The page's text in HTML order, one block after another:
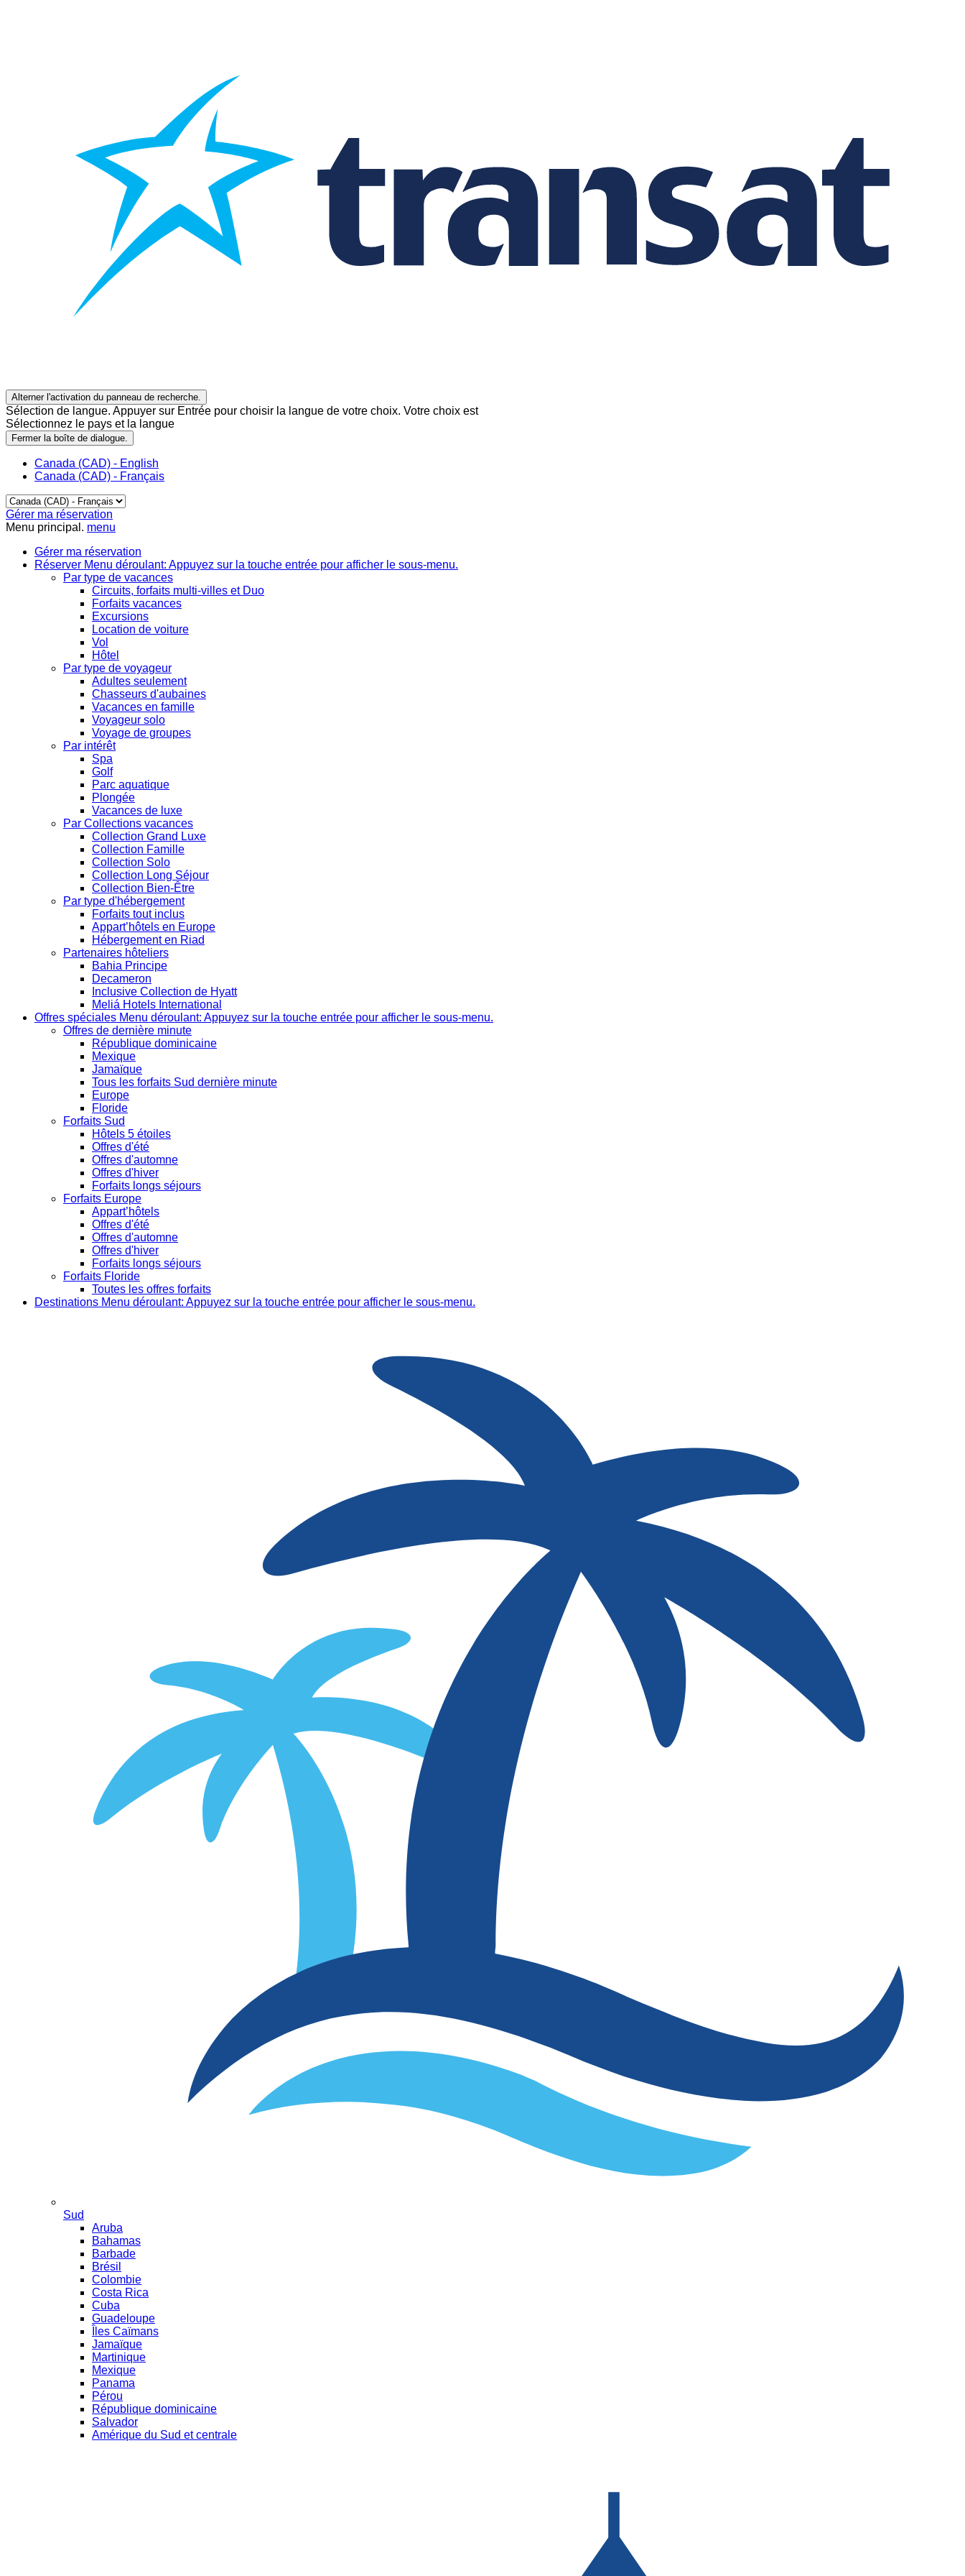
Alterner l'activation du panneau de recherche.
Sélection de langue. Appuyer sur Entrée pour choisir la langue de votre choix. Votre choix est
Sélectionnez le pays et la langue
Fermer la boîte de dialogue.
Canada (CAD) - English
Canada (CAD) - Français
Gérer ma réservation
Menu principal. menu
Gérer ma réservation
Réserver Menu déroulant: Appuyez sur la touche entrée pour afficher le sous-menu.
Par type de vacances
Circuits, forfaits multi-villes et Duo
Forfaits vacances
Excursions
Location de voiture
Vol
Hôtel
Par type de voyageur
Adultes seulement
Chasseurs d'aubaines
Vacances en famille
Voyageur solo
Voyage de groupes
Par intérêt
Spa
Golf
Parc aquatique
Plongée
Vacances de luxe
Par Collections vacances
Collection Grand Luxe
Collection Famille
Collection Solo
Collection Long Séjour
Collection Bien-Être
Par type d'hébergement
Forfaits tout inclus
Appart’hôtels en Europe
Hébergement en Riad
Partenaires hôteliers
Bahia Principe
Decameron
Inclusive Collection de Hyatt
Meliá Hotels International
Offres spéciales Menu déroulant: Appuyez sur la touche entrée pour afficher le sous-menu.
Offres de dernière minute
République dominicaine
Mexique
Jamaïque
Tous les forfaits Sud dernière minute
Europe
Floride
Forfaits Sud
Hôtels 5 étoiles
Offres d'été
Offres d'automne
Offres d'hiver
Forfaits longs séjours
Forfaits Europe
Appart’hôtels
Offres d'été
Offres d'automne
Offres d'hiver
Forfaits longs séjours
Forfaits Floride
Toutes les offres forfaits
Destinations Menu déroulant: Appuyez sur la touche entrée pour afficher le sous-menu.
Sud
Aruba
Bahamas
Barbade
Brésil
Colombie
Costa Rica
Cuba
Guadeloupe
Îles Caïmans
Jamaïque
Martinique
Mexique
Panama
Pérou
République dominicaine
Salvador
Amérique du Sud et centrale